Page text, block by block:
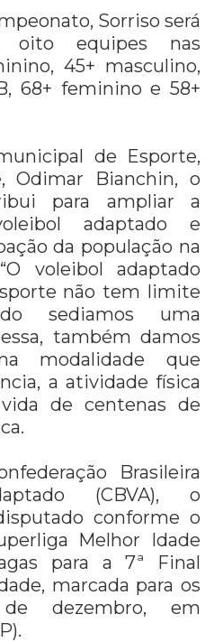
Sorriso será
oito equipes nas
45+ masculino,
68+ feminino e 58+
de Esporte,
Odimar Bianchin, o
para ampliar a
adaptado e
da população na
voleibol adaptado
não tem limite
sediamos uma
também damos
modalidade que
a atividade física
de centenas de
Brasileira
(CBVA), o
conforme o
Melhor Idade
para a 7ª Final
marcada para os
dezembro, em